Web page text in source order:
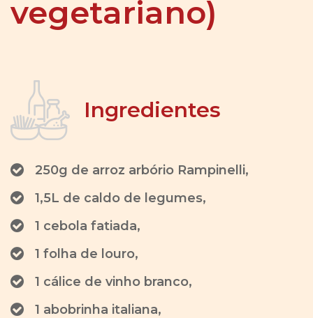
vegetariano)
Ingredientes
250g de arroz arbório Rampinelli,
1,5L de caldo de legumes,
1 cebola fatiada,
1 folha de louro,
1 cálice de vinho branco,
1 abobrinha italiana,